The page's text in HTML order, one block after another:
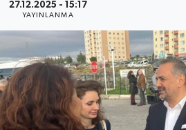
27.12.2025 - 15:17
YAYINLANMA
YAŞAM